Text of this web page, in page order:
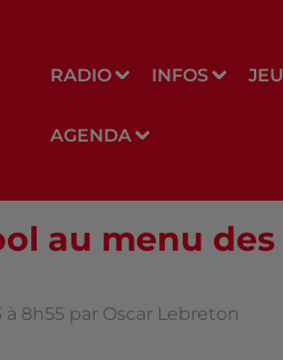
RADIO INFOS
AGENDA
au menu
à 8h55 par Oscar Lebreton